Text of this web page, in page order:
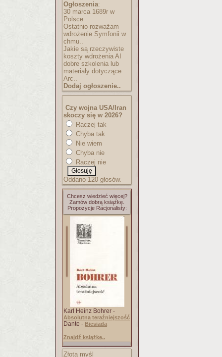
Ogłoszenia:
30 marca 1689r w
Polsce
Ostatnio rozważam
wdrożenie Symfonii w
chmu..
Jakie są rzeczywiste
koszty wdrożenia AI
dobre szkolenia lub
materiały dotyczące
Arc..
Dodaj ogłoszenie..
Czy wojna USA/Iran
skoczy się w 2026?
Raczej tak
Chyba tak
Nie wiem
Chyba nie
Raczej nie
Oddano 120 głosów.
Chcesz wiedzieć więcej?
Zamów dobrą książkę.
Propozycje Racjonalisty:
Karl Heinz Bohrer -
Absolutna teraźniejszość
Dante - Biesiada
Znajdź książkę..
Złota myśl